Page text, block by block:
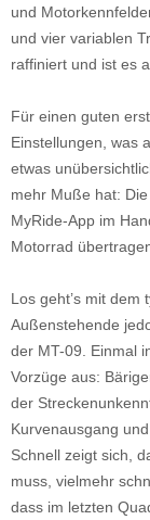
und
und vier variablen
raffiniert und ist es
Für einen guten
Einstellungen, was
etwas
mehr Muße hat:
MyRide-App im
Motorrad
Los geht’s mit dem
Außenstehende
der MT-09. Einmal
Vorzüge aus:
der
Kurvenausgang
Schnell zeigt sich,
muss, vielmehr
dass im letzten